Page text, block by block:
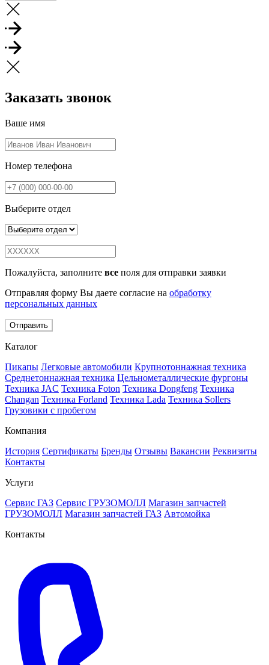
Заказать звонок
Ваше имя
Номер телефона
Выберите отдел
Пожалуйста, заполните все поля для отправки заявки
Отправляя форму Вы даете согласие на обработку
персональных данных
Отправить
Каталог
Пикапы Легковые автомобили Крупнотоннажная техника
Среднетоннажная техника Цельнометаллические фургоны
Техника JAC Техника Foton Техника Dongfeng Техника
Changan Техника Forland Техника Lada Техника Sollers
Грузовики с пробегом
Компания
История Сертификаты Бренды Отзывы Вакансии Реквизиты
Контакты
Услуги
Сервис ГАЗ Сервис ГРУЗОМОЛЛ Магазин запчастей
ГРУЗОМОЛЛ Магазин запчастей ГАЗ Автомойка
Контакты